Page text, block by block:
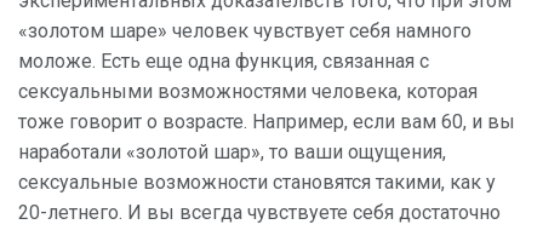
«золотом шаре» человек чувствует себя намного
моложе. Есть еще одна функция, связанная с
сексуальными возможностями человека, которая
тоже говорит о возрасте. Например, если вам 60, и вы
наработали «золотой шар», то ваши ощущения,
сексуальные возможности становятся такими, как у
20-летнего. И вы всегда чувствуете себя достаточно